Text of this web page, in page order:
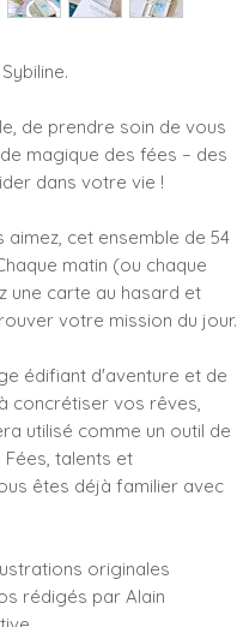
de prendre soin de vous
magique des fées – des
dans votre vie !
cet ensemble de 54
matin (ou chaque
une carte au hasard et
votre mission du jour.
édifiant d'aventure et de
concrétiser vos rêves,
utilisé comme un outil de
talents et
êtes déjà familier avec
originales
rédigés par Alain